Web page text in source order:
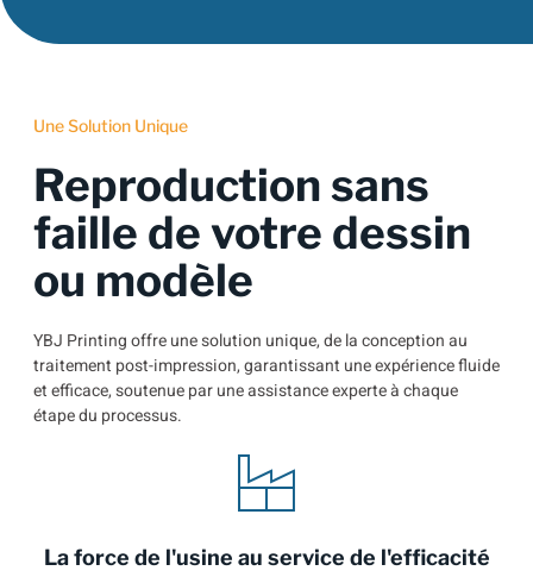
Une Solution Unique
Reproduction sans
faille de votre dessin
ou modèle
YBJ Printing offre une solution unique, de la conception au
traitement post-impression, garantissant une expérience fluide
et efficace, soutenue par une assistance experte à chaque
étape du processus.
La force de l'usine au service de l'efficacité